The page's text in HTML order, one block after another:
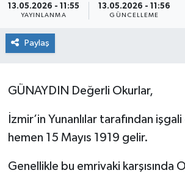
13.05.2026 - 11:55
YAYINLANMA
13.05.2026 - 11:56
GÜNCELLEME
Paylaş
GÜNAYDIN Değerli Okurlar,
İzmir’in Yunanlılar tarafından
hemen 15 Mayıs 1919 gelir.
Genellikle bu emrivaki karşısında
ULUSAL
İLÇELERİMİZ
RESMİ İLAN